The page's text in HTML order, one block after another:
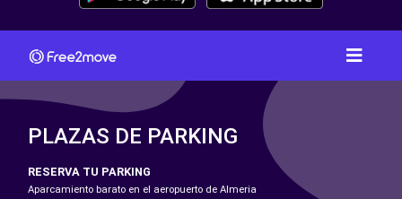
PLAZAS DE PARKING
RESERVA TU PARKING
Aparcamiento barato en el aeropuerto de Almeria